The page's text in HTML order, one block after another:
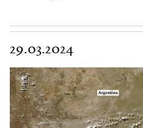
29.03.2024